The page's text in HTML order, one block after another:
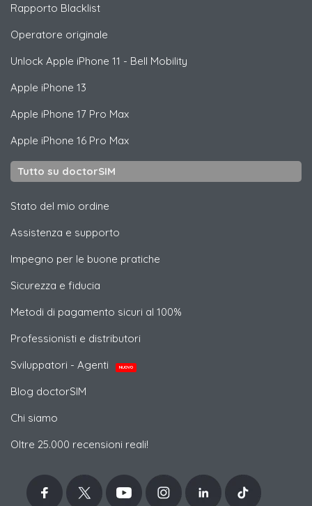
Rapporto Blacklist
Operatore originale
Unlock Apple iPhone 11 - Bell Mobility
Apple iPhone 13
Apple iPhone 17 Pro Max
Apple iPhone 16 Pro Max
Tutto su doctorSIM
Stato del mio ordine
Assistenza e supporto
Impegno per le buone pratiche
Sicurezza e fiducia
Metodi di pagamento sicuri al 100%
Professionisti e distributori
Sviluppatori - Agenti
NUOVO
Blog doctorSIM
Chi siamo
Oltre 25.000 recensioni reali!